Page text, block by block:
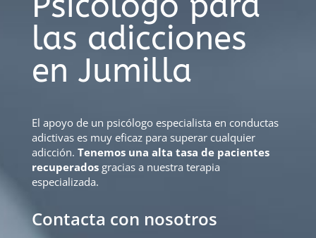
las adicciones
en Jumilla
El apoyo de un psicólogo especialista en conductas
adictivas es muy eficaz para superar cualquier
adicción. Tenemos una alta tasa de pacientes
recuperadosgracias a nuestra terapia
especializada.
Contacta con nosotros